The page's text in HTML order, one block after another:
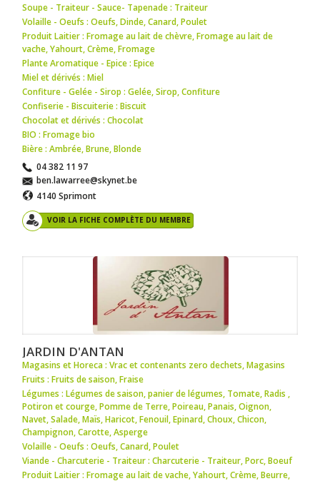
Soupe - Traiteur - Sauce- Tapenade : Traiteur
Volaille - Oeufs : Oeufs,Dinde,Canard,Poulet
Produit Laitier : Fromage au lait de chèvre,Fromage au lait de
vache,Yahourt,Crème,Fromage
Plante Aromatique - Epice : Epice
Miel et dérivés : Miel
Confiture - Gelée - Sirop : Gelée,Sirop,Confiture
Confiserie - Biscuiterie : Biscuit
Chocolat et dérivés : Chocolat
BIO : Fromage bio
Bière : Ambrée,Brune,Blonde
04 382 11 97
ben.lawarree@skynet.be
4140 Sprimont
VOIR LA FICHE COMPLÈTE DU MEMBRE
JARDIN D'ANTAN
Magasins et Horeca : Vrac et contenants zero dechets,Magasins
Fruits : Fruits de saison,Fraise
Légumes : Légumes de saison,panier de légumes, Tomate,Radis ,
Potiron et courge,Pomme de Terre,Poireau,Panais,Oignon,
Navet,Salade,Maïs,Haricot,Fenouil,Epinard,Choux,Chicon,
Champignon,Carotte,Asperge
Volaille - Oeufs : Oeufs,Canard,Poulet
Viande - Charcuterie - Traiteur : Charcuterie - Traiteur,Porc,Boeuf
Produit Laitier : Fromage au lait de vache,Yahourt,Crème,Beurre,